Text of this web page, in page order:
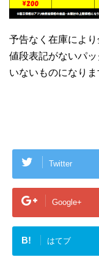
予告なく在庫により
値段表記がないパ
いないものになりま
Twitter
Google+
B! はてブ